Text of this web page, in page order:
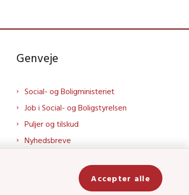
Genveje
Social- og Boligministeriet
Job i Social- og Boligstyrelsen
Puljer og tilskud
Nyhedsbreve
Social- og Boligstyrelsens nyheder
som RSS feed
Accepter alle